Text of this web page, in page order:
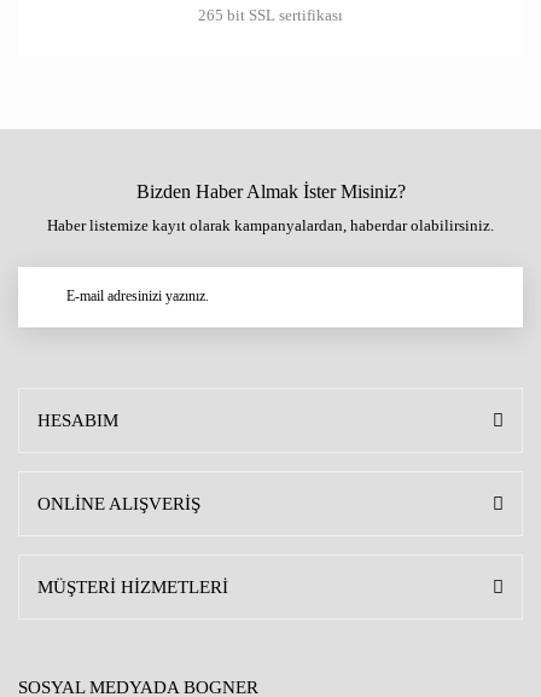
265 bit SSL sertifikası
Bizden Haber Almak İster Misiniz?
Haber listemize kayıt olarak kampanyalardan, haberdar olabilirsiniz.
HESABIM
ONLİNE ALIŞVERİŞ
MÜŞTERİ HİZMETLERİ
SOSYAL MEDYADA BOGNER